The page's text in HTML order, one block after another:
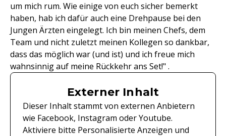
um mich rum. Wie einige von euch sicher bemerkt
haben, hab ich dafür auch eine Drehpause bei den
Jungen Ärzten eingelegt. Ich bin meinen Chefs, dem
Team und nicht zuletzt meinen Kollegen so dankbar,
dass das möglich war (und ist) und ich freue mich
wahnsinnig auf meine Rückkehr ans Set!" .
Externer Inhalt
Dieser Inhalt stammt von externen Anbietern
wie Facebook, Instagram oder Youtube.
Aktiviere bitte Personalisierte Anzeigen und